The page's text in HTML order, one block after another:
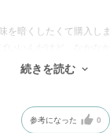
を暗くしたくて購入し
らを発見！大正解でし
続きを読む
参考になった 0